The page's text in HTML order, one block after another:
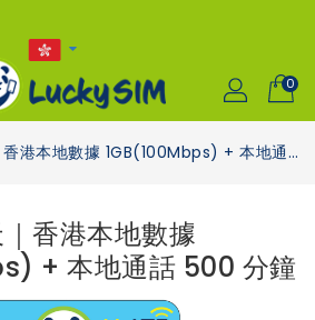
0
120天｜香港本地數據 1GB(100Mbps) + 本地通話 500 分鐘
香港本地數據
+ 本地通話 500 分鐘